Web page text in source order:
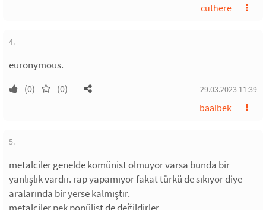
cuthere
4.
euronymous.
(0) (0) 29.03.2023 11:39
baalbek
5.
metalciler genelde komünist olmuyor varsa bunda bir
yanlışlık vardır. rap yapamıyor fakat türkü de sıkıyor diye
aralarında bir yerse kalmıştır.